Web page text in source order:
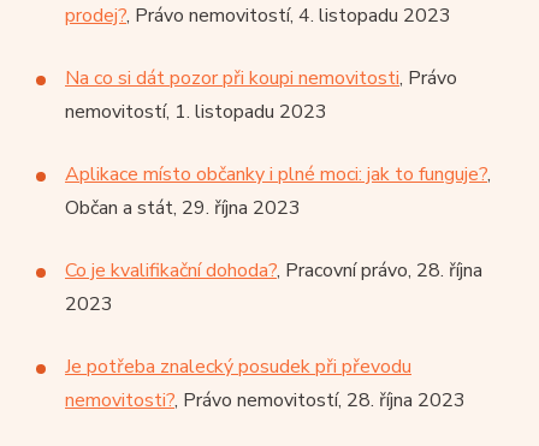
prodej?, Právo nemovitostí, 4. listopadu 2023
Na co si dát pozor při koupi nemovitosti, Právo
nemovitostí, 1. listopadu 2023
Aplikace místo občanky i plné moci: jak to funguje?,
Občan a stát, 29. října 2023
Co je kvalifikační dohoda?, Pracovní právo, 28. října
2023
Je potřeba znalecký posudek při převodu
nemovitosti?, Právo nemovitostí, 28. října 2023